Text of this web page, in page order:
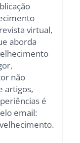
virtual,
aborda
não
artigos,
é
email: